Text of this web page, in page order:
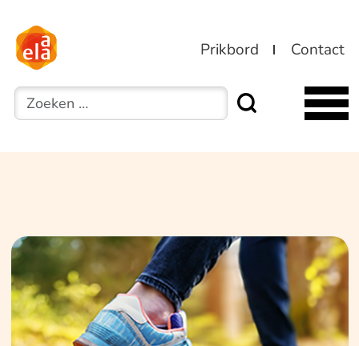
Prikbord Contact
Zoeken